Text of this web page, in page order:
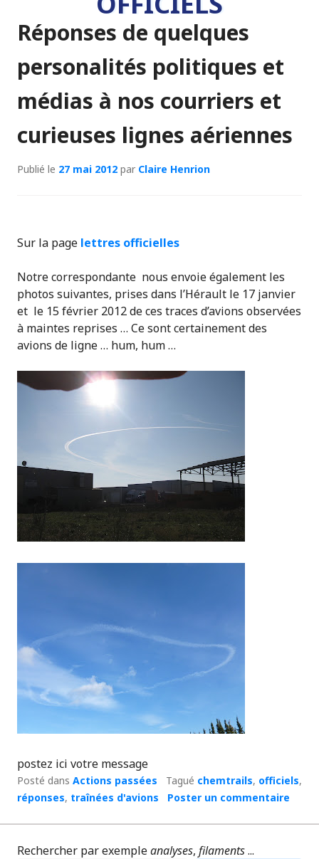
Réponses de quelques
personalités politiques et
médias à nos courriers et
curieuses lignes aériennes
Publié le 27 mai 2012 par Claire Henrion
Sur la page lettres officielles
Notre correspondante nous envoie également les
photos suivantes, prises dans l’Hérault le 17 janvier
et le 15 février 2012 de ces traces d’avions observées
à maintes reprises … Ce sont certainement des
avions de ligne … hum, hum …
postez ici votre message
Posté dans Actions passées Tagué chemtrails, officiels,
réponses, traînées d'avions Poster un commentaire
Rechercher par exempleanalyses, filaments...